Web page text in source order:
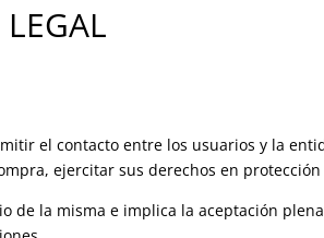
el contacto entre los usuarios y la
ejercitar sus derechos en
la misma e implica la aceptación